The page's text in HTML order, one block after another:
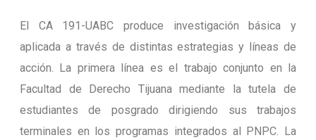
El CA 191-UABC produce investigación básica y
aplicada a través de distintas estrategias y líneas de
acción. La primera línea es el trabajo conjunto en la
Facultad de Derecho Tijuana mediante la tutela de
estudiantes de posgrado dirigiendo sus trabajos
terminales en los programas integrados al PNPC. La